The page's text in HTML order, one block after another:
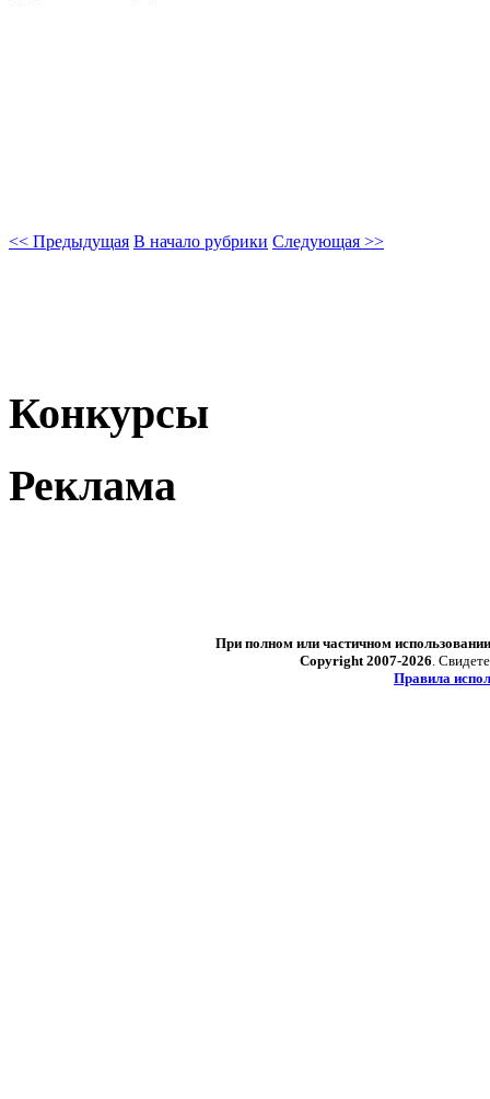
<< Предыдущая В начало рубрики Следующая >>
Конкурсы
Реклама
При полном или частичном
Copyright 2007-2026 .
Правила